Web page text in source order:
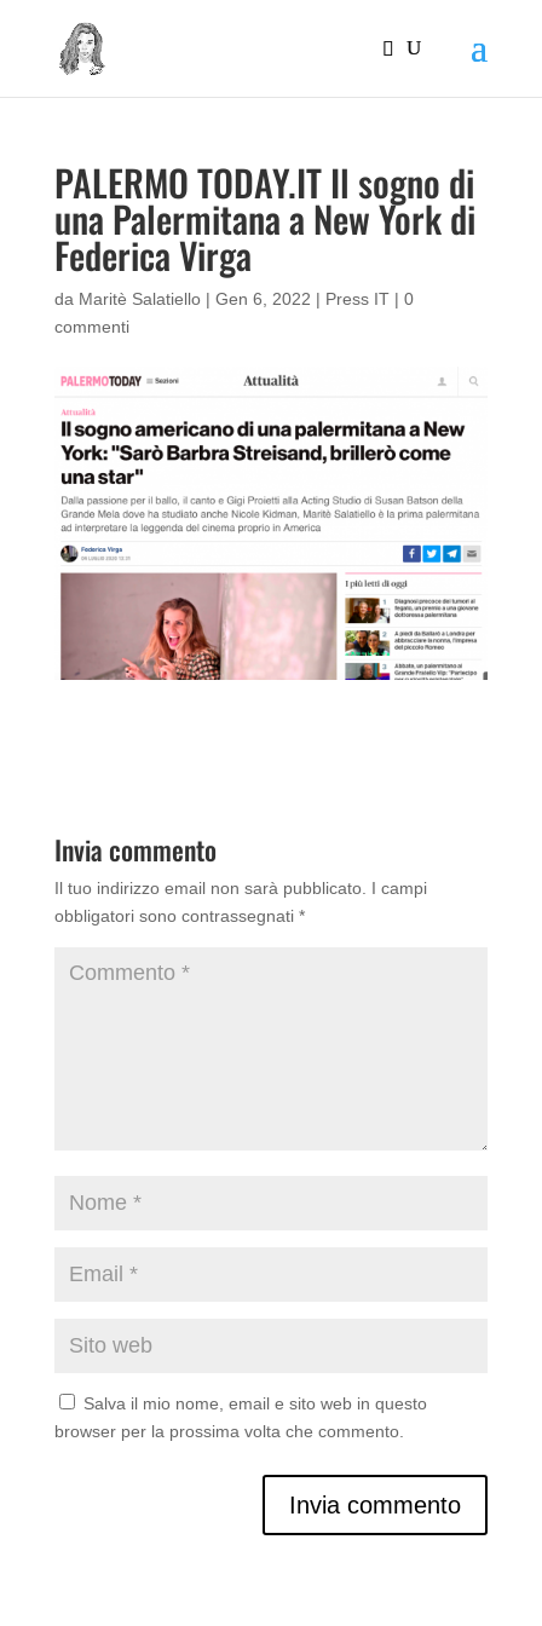
PALERMO TODAY.IT Il sogno di
una Palermitana a New York di
Federica Virga
da Maritè Salatiello| Gen 6, 2022 | Press IT| 0
commenti
Invia commento
Il tuo indirizzo email non sarà pubblicato. I campi
obbligatori sono contrassegnati *
Salva il mio nome, email e sito web in questo
browser per la prossima volta che commento.